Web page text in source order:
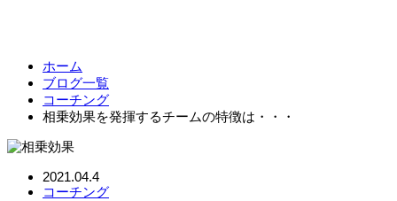
ホーム
ブログ一覧
コーチング
相乗効果を発揮するチームの特徴は・・・
2021.04.4
コーチング